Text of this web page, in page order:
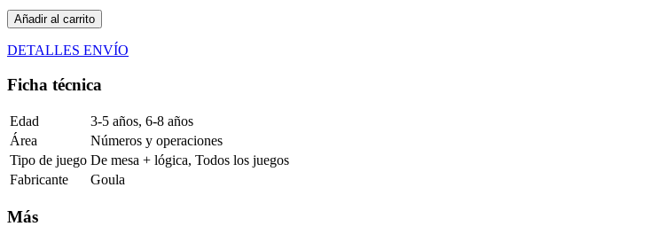
Añadir al carrito
DETALLES ENVÍO
Ficha técnica
Edad
3-5 años, 6-8 años
Área
Números y operaciones
Tipo de juego De mesa + lógica, Todos los juegos
Fabricante
Goula
Más